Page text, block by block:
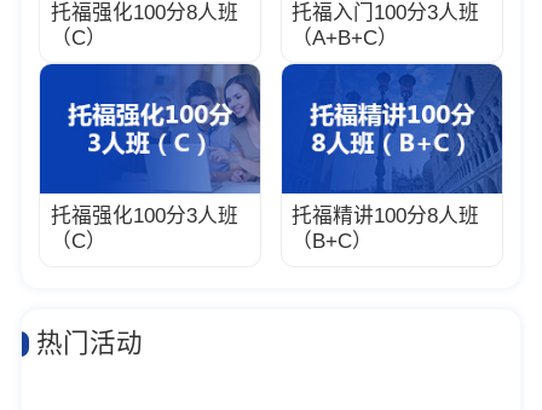
托福强化100分8人班
（C）
托福入门100分3人班
（A+B+C）
托福强化100分3人班
（C）
托福精讲100分8人班
（B+C）
热门活动